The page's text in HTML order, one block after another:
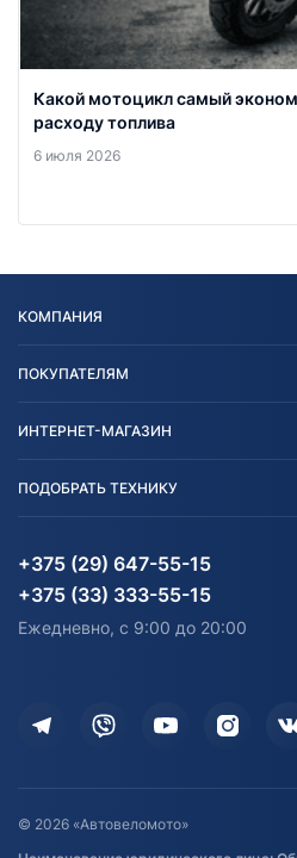
Какой мотоцикл самый
расходу топлива
6 июля 2026
КОМПАНИЯ
Блог
Карта сайта
ПОКУПАТЕЛЯМ
Согласие на обработку
Информация до получения
согласия на обработку
Дополнительные услуги
Оставить отзыв
Договор публичной оферты
ИНТЕРНЕТ-МАГАЗИН
Агротехника
Водный транспорт
Электротранспорт
ПОДОБРАТЬ ТЕХНИКУ
Агротехника
Электротранспорт
+375 (29) 647-55-15
+375 (33) 333-55-15
Ежедневно, с 9:00 до 20:00
© 2026 «Автовеломото»